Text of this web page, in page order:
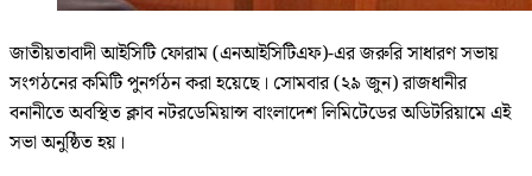
জাতীয়তাবাদী আইসিটি ফোরাম (এনআইসিটিএফ)-এর জরুরি সাধারণ সভায়
সংগঠনের কমিটি পুনর্গঠন করা হয়েছে। সোমবার (২৯ জুন) রাজধানীর
বনানীতে অবস্থিত ক্লাব নটরডেমিয়ান্স বাংলাদেশ লিমিটেডের অডিটরিয়ামে এই
সভা অনুষ্ঠিত হয়।